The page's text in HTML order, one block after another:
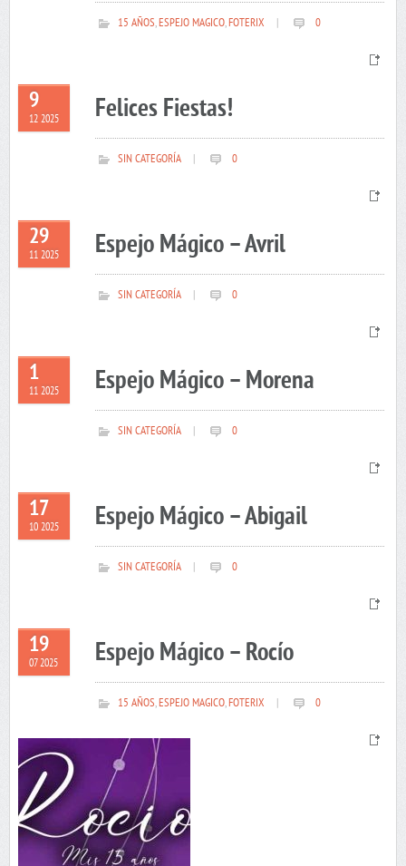
15 AÑOS,ESPEJO MAGICO,FOTERIX 0
9
12 2025 Felices Fiestas!
SIN CATEGORÍA 0
29
11 2025 Espejo Mágico – Avril
SIN CATEGORÍA 0
1
11 2025 Espejo Mágico – Morena
SIN CATEGORÍA 0
17
10 2025 Espejo Mágico – Abigail
SIN CATEGORÍA 0
19
07 2025 Espejo Mágico – Rocío
15 AÑOS,ESPEJO MAGICO,FOTERIX 0